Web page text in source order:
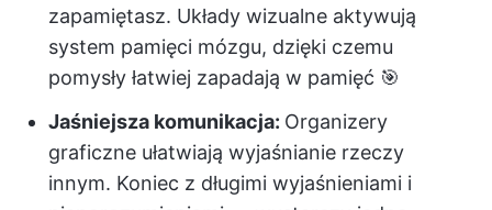
zapamiętasz. Układy wizualne aktywują
system pamięci mózgu, dzięki czemu
pomysły łatwiej zapadają w pamięć 🎯
Jaśniejsza komunikacja: Organizery
graficzne ułatwiają wyjaśnianie rzeczy
innym. Koniec z długimi wyjaśnieniami i